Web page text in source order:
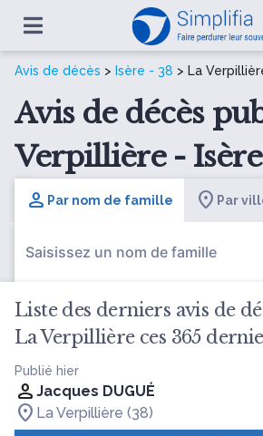
Avis de décès > Isère - 38 > La
Avis de décès
Verpillière -
Par nom de famille Par
Liste des derniers avis de
La Verpillière ces 365
Publié hier
Jacques DUGUÉ
La Verpillière (38)